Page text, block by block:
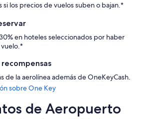
si los precios de vuelos suben o bajan.*
en hoteles seleccionados por haber
de la aerolínea además de OneKeyCash.
sobre One Key
de Aeropuerto